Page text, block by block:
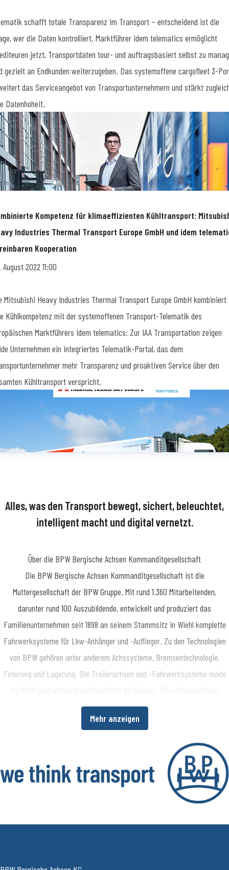
schafft totale Transparenz im Transport – entscheidend ist die
wer die Daten kontrolliert. Marktführer idem telematics ermöglicht
jetzt, Transportdaten tour- und auftragsbasiert selbst zu
gezielt an Endkunden weiterzugeben. Das systemoffene cargofleet 3-
das Serviceangebot von Transportunternehmern und stärkt
Datenhoheit.
Kompetenz für klimaeffizienten Kühltransport:
Industries Thermal Transport Europe GmbH und idem
Kooperation
August 2022 11:00
Mitsubishi Heavy Industries Thermal Transport Europe GmbH kombiniert
Kühlkompetenz mit der systemoffenen Transport-Telematik des
Marktführers idem telematics: Zur IAA Transportation zeigen
Unternehmen ein integriertes Telematik-Portal, das dem
mehr Transparenz und proaktiven Service über den
Kühltransport verspricht.
Alles, was den Transport bewegt, sichert, beleuchtet,
intelligent macht und digital vernetzt.
Mehr anzeigen
Über die BPW Bergische Achsen Kommanditgesellschaft
​Die BPW Bergische Achsen Kommanditgesellschaft ist die
Muttergesellschaft der BPW Gruppe. Mit rund 1.360 Mitarbeitenden,
darunter rund 100 Auszubildende, entwickelt und produziert das
Familienunternehmen seit 1898 an seinem Stammsitz in Wiehl komplette
Fahrwerksysteme für Lkw-Anhänger und -Auflieger. Zu den Technologien
von BPW gehören unter anderem Achssysteme, Bremsentechnologie,
Federung und Lagerung. Die Trailerachsen und -Fahrwerksysteme made
by BPW sind weltweit millionenfach im Einsatz. Ein umfangreiches
Dienstleistungsspektrum bietet Fahrzeugherstellern und -betreibern
darüber hinaus die Möglichkeit, die Wirtschaftlichkeit in ihren
Über die BPW Gruppe
​Die BPW Gruppe erforscht, entwickelt und produziert alles, was den
Transport bewegt, sichert, beleuchtet, intelligent macht und digital